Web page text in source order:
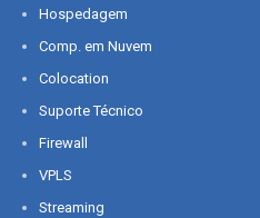
Hospedagem
Comp. em Nuvem
Colocation
Suporte Técnico
Firewall
VPLS
Streaming